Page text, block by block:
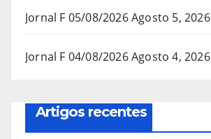
Jornal F 05/08/2026Agosto 5, 2026
Jornal F 04/08/2026Agosto 4, 2026
Artigos recentes